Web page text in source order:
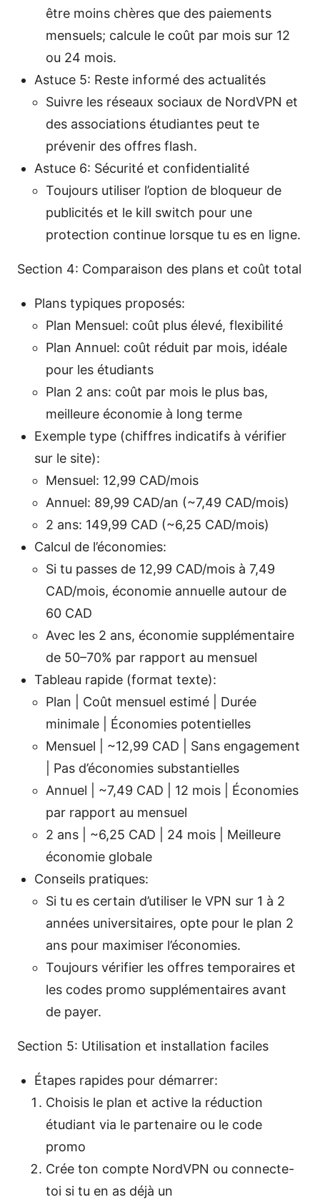
être moins chères que des paiements
mensuels; calcule le coût par mois sur 12
ou 24 mois.
Astuce 5: Reste informé des actualités
Suivre les réseaux sociaux de NordVPN et
des associations étudiantes peut te
prévenir des offres flash.
Astuce 6: Sécurité et confidentialité
Toujours utiliser l’option de bloqueur de
publicités et le kill switch pour une
protection continue lorsque tu es en ligne.
Section 4: Comparaison des plans et coût total
Plans typiques proposés:
Plan Mensuel: coût plus élevé, flexibilité
Plan Annuel: coût réduit par mois, idéale
pour les étudiants
Plan 2 ans: coût par mois le plus bas,
meilleure économie à long terme
Exemple type (chiffres indicatifs à vérifier
sur le site):
Mensuel: 12,99 CAD/mois
Annuel: 89,99 CAD/an (~7,49 CAD/mois)
2 ans: 149,99 CAD (~6,25 CAD/mois)
Calcul de l’économies:
Si tu passes de 12,99 CAD/mois à 7,49
CAD/mois, économie annuelle autour de
60 CAD
Avec les 2 ans, économie supplémentaire
de 50–70% par rapport au mensuel
Tableau rapide (format texte):
Plan | Coût mensuel estimé | Durée
minimale | Économies potentielles
Mensuel | ~12,99 CAD | Sans engagement
| Pas d’économies substantielles
Annuel | ~7,49 CAD | 12 mois | Économies
par rapport au mensuel
2 ans | ~6,25 CAD | 24 mois | Meilleure
économie globale
Conseils pratiques:
Si tu es certain d’utiliser le VPN sur 1 à 2
années universitaires, opte pour le plan 2
ans pour maximiser l’économies.
Toujours vérifier les offres temporaires et
les codes promo supplémentaires avant
de payer.
Section 5: Utilisation et installation faciles
Étapes rapides pour démarrer:
Choisis le plan et active la réduction
étudiant via le partenaire ou le code
promo
Crée ton compte NordVPN ou connecte-
toi si tu en as déjà un